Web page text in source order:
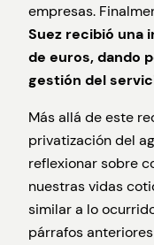
empresas.
Suez recibió una
de euros, dando
gestión del
Más allá de este
privatización del
reflexionar sobre
nuestras vidas
similar a lo
párrafos